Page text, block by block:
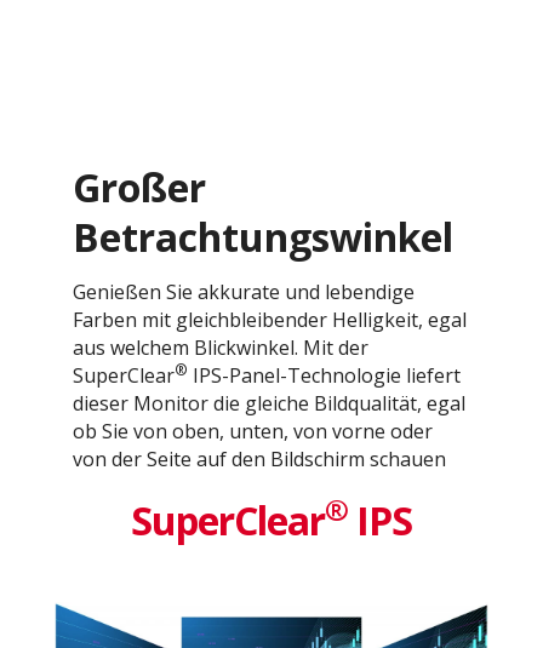
Großer
Betrachtungswinkel
Genießen Sie akkurate und lebendige
Farben mit gleichbleibender Helligkeit, egal
aus welchem Blickwinkel. Mit der
SuperClear® IPS-Panel-Technologie liefert
dieser Monitor die gleiche Bildqualität, egal
ob Sie von oben, unten, von vorne oder
von der Seite auf den Bildschirm schauen
SuperClear® IPS